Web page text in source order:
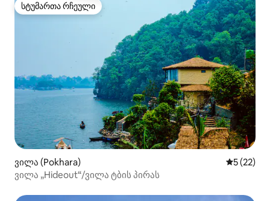
სტუმართა რჩეული
სტუმართა რჩეული
ვილა (Pokhara) საშუალო
5 (22)
ვილა „Hideout“/ვილა ტბის პირას